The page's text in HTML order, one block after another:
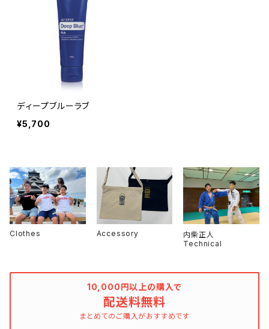
ディープブルーラブ
¥5,700
Clothes Accessory
内柴正人
Technical
10,000円以上の購入で
配送料無料
まとめてのご購入がおすすめです